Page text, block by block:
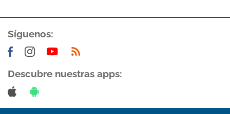
Síguenos:
Descubre nuestras apps: